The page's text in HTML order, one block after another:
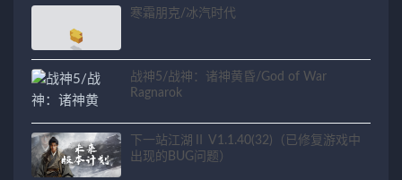
寒霜朋克/冰汽时代
战神5/战神：诸神黄昏/God of War
Ragnarok
下一站江湖Ⅱ V1.1.40(32)（已修复游戏中
出现的BUG问题）